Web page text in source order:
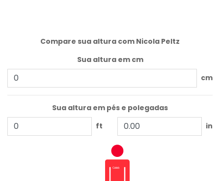
Compare sua altura com Nicola Peltz
Sua altura em cm
cm
Sua altura em pés e polegadas
ft
in